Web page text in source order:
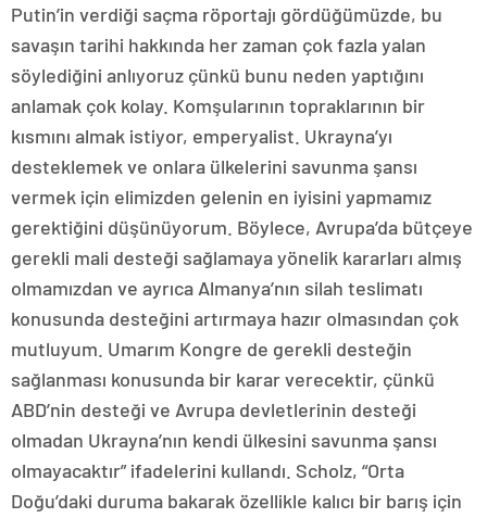
Putin’in verdiği saçma röportajı gördüğümüzde, bu
savaşın tarihi hakkında her zaman çok fazla yalan
söylediğini anlıyoruz çünkü bunu neden yaptığını
anlamak çok kolay. Komşularının topraklarının bir
kısmını almak istiyor, emperyalist. Ukrayna’yı
desteklemek ve onlara ülkelerini savunma şansı
vermek için elimizden gelenin en iyisini yapmamız
gerektiğini düşünüyorum. Böylece, Avrupa’da bütçeye
gerekli mali desteği sağlamaya yönelik kararları almış
olmamızdan ve ayrıca Almanya’nın silah teslimatı
konusunda desteğini artırmaya hazır olmasından çok
mutluyum. Umarım Kongre de gerekli desteğin
sağlanması konusunda bir karar verecektir, çünkü
ABD’nin desteği ve Avrupa devletlerinin desteği
olmadan Ukrayna’nın kendi ülkesini savunma şansı
olmayacaktır” ifadelerini kullandı. Scholz, “Orta
Doğu’daki duruma bakarak özellikle kalıcı bir barış için